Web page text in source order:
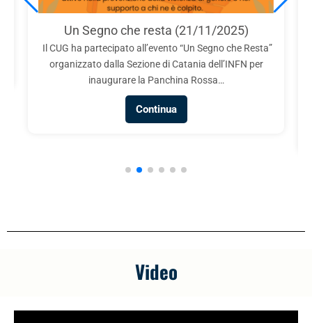
Un Segno che resta (21/11/2025)
Il CUG ha partecipato all’evento “Un Segno che Resta”
organizzato dalla Sezione di Catania dell’INFN per
inaugurare la Panchina Rossa…
Continua
Video